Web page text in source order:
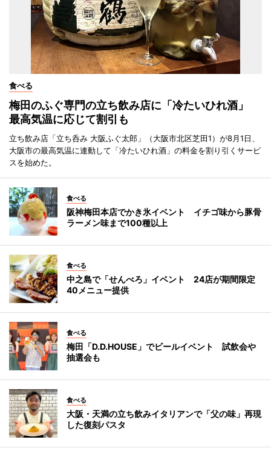
食べる
梅田のふぐ専門の立ち飲み店に「冷たいひれ酒」
最高気温に応じて割引も
立ち飲み店「立ち呑み 大阪ふぐ太郎」（大阪市北区芝田1）が8月1日、
大阪市の最高気温に連動して「冷たいひれ酒」の料金を割り引くサービ
スを始めた。
食べる
阪神梅田本店でかき氷イベント イチゴ味から豚骨
ラーメン味まで100種以上
食べる
中之島で「せんべろ」イベント 24店が期間限定
40メニュー提供
食べる
梅田「D.D.HOUSE」でビールイベント 試飲会や
抽選会も
食べる
大阪・天満の立ち飲みイタリアンで「父の味」再現
した復刻パスタ